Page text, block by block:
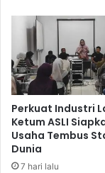
s
a
s
M
e
r
c
u
B
t
N
a
v
i
g
a
s
i
Perkuat Industri
Ketum ASLI
Usaha Tembus
Dunia
7 hari lalu